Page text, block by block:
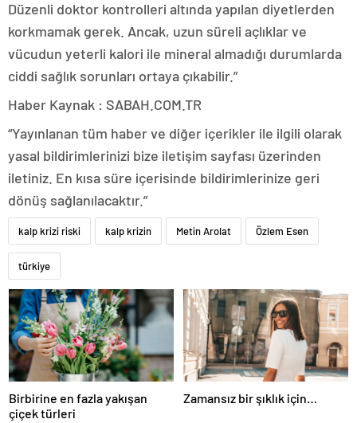
Düzenli doktor kontrolleri altında yapılan diyetlerden
korkmamak gerek. Ancak, uzun süreli açlıklar ve
vücudun yeterli kalori ile mineral almadığı durumlarda
ciddi sağlık sorunları ortaya çıkabilir.”
Haber Kaynak : SABAH.COM.TR
“Yayınlanan tüm haber ve diğer içerikler ile ilgili olarak
yasal bildirimlerinizi bize iletişim sayfası üzerinden
iletiniz. En kısa süre içerisinde bildirimlerinize geri
dönüş sağlanılacaktır.”
kalp krizi riski kalp krizin Metin Arolat Özlem Esen
türkiye
Birbirine en fazla yakışan
çiçek türleri
Zamansız bir şıklık için…